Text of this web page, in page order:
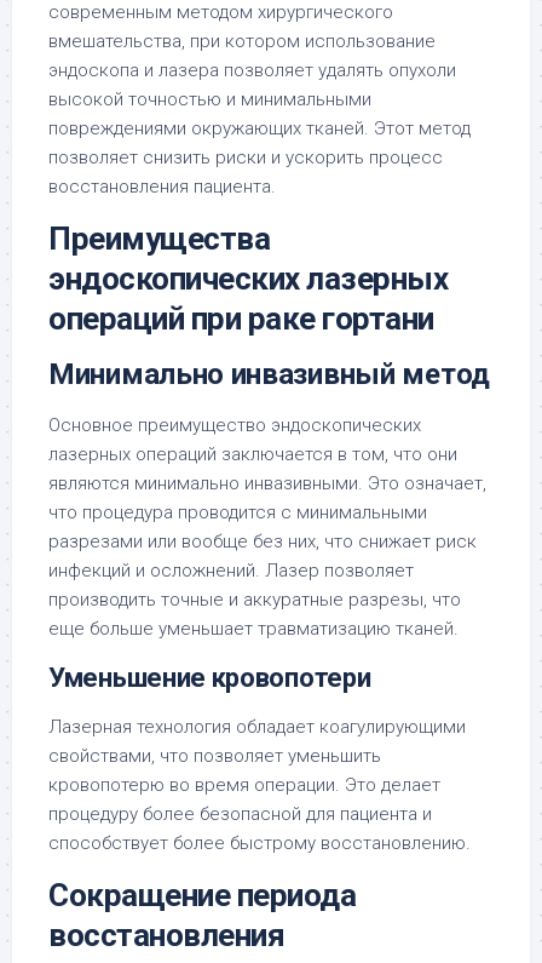
современным методом хирургического
вмешательства, при котором использование
эндоскопа и лазера позволяет удалять опухоли
высокой точностью и минимальными
повреждениями окружающих тканей. Этот метод
позволяет снизить риски и ускорить процесс
восстановления пациента.
Преимущества
эндоскопических лазерных
операций при раке гортани
Минимально инвазивный метод
Основное преимущество эндоскопических
лазерных операций заключается в том, что они
являются минимально инвазивными. Это означает,
что процедура проводится с минимальными
разрезами или вообще без них, что снижает риск
инфекций и осложнений. Лазер позволяет
производить точные и аккуратные разрезы, что
еще больше уменьшает травматизацию тканей.
Уменьшение кровопотери
Лазерная технология обладает коагулирующими
свойствами, что позволяет уменьшить
кровопотерю во время операции. Это делает
процедуру более безопасной для пациента и
способствует более быстрому восстановлению.
Сокращение периода
восстановления